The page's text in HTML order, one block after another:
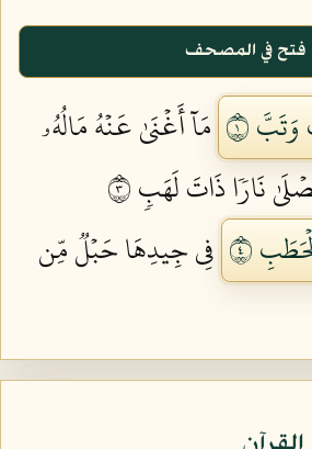
فتح في المصحف
١
مَآ أَغۡنَىٰ عَنۡهُ مَالُهُۥ
نَارٗا ذَاتَ لَهَبٖ ٣
٤
فِي جِيدِهَا حَبۡلٞ مِّن